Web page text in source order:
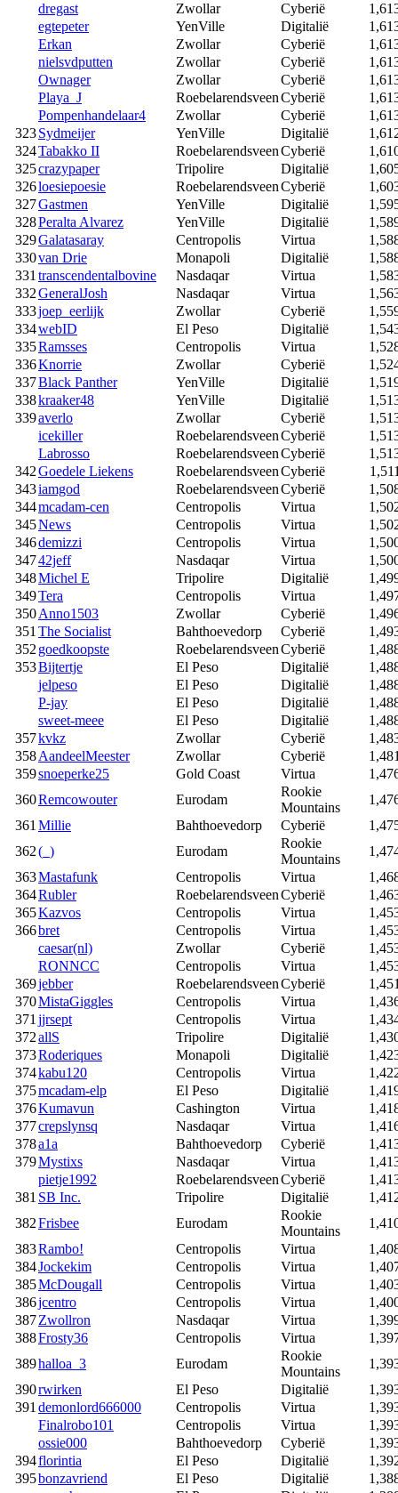
dregast
Zwollar Cyberië
egtepeter
YenVille Digitalië
Erkan
Zwollar Cyberië
nielsvdputten
Zwollar Cyberië
Ownager
Zwollar Cyberië
Playa_J
RoebelarendsveenCyberië
Pompenhandelaar4
Zwollar Cyberië
323Sydmeijer YenVille Digitalië
324Tabakko II RoebelarendsveenCyberië
325crazypaper Tripolire Digitalië
326loesiepoesie RoebelarendsveenCyberië
327Gastmen YenVille Digitalië
328Peralta Alvarez YenVille Digitalië
329Galatasaray Centropolis Virtua
330van Drie Monapoli Digitalië
331transcendentalbovine Nasdaqar Virtua
332GeneralJosh Nasdaqar Virtua
333joep_eerlijk Zwollar Cyberië
334webID El Peso Digitalië
335Ramsses Centropolis Virtua
336Knorrie Zwollar Cyberië
337Black Panther YenVille Digitalië
338kraaker48 YenVille Digitalië
339averlo Zwollar Cyberië
icekiller
RoebelarendsveenCyberië
Labrosso
RoebelarendsveenCyberië
342Goedele Liekens RoebelarendsveenCyberië
343iamgod RoebelarendsveenCyberië
344mcadam-cen Centropolis Virtua
345News Centropolis Virtua
346demizzi Centropolis Virtua
34742jeff Nasdaqar Virtua
348Michel E Tripolire Digitalië
349Tera Centropolis Virtua
350Anno1503 Zwollar Cyberië
351The Socialist Bahthoevedorp Cyberië
352goedkoopste RoebelarendsveenCyberië
353Bijtertje El Peso Digitalië
jelpeso
El Peso Digitalië
P-jay
El Peso Digitalië
sweet-meee
El Peso Digitalië
357kvkz Zwollar Cyberië
358AandeelMeester Zwollar Cyberië
359snoeperke25 Gold Coast Virtua
360Remcowouter Eurodam
Rookie
Mountains
361Millie Bahthoevedorp Cyberië
362(_) Eurodam
Rookie
Mountains
363Mastafunk Centropolis Virtua
364Rubler RoebelarendsveenCyberië
365Kazvos Centropolis Virtua
366bret Centropolis Virtua
caesar(nl)
Zwollar Cyberië
RONNCC
Centropolis Virtua
369jebber RoebelarendsveenCyberië
370MistaGiggles Centropolis Virtua
371jjrsept Centropolis Virtua
372allS Tripolire Digitalië
373Roderiques Monapoli Digitalië
374kabu120 Centropolis Virtua
375mcadam-elp El Peso Digitalië
376Kumavun Cashington Virtua
377crepslynsq Nasdaqar Virtua
378a1a Bahthoevedorp Cyberië
379Mystixs Nasdaqar Virtua
pietje1992
RoebelarendsveenCyberië
381 SB Inc. Tripolire Digitalië
382Frisbee Eurodam
Rookie
Mountains
383Rambo! Centropolis Virtua
384Jockekim Centropolis Virtua
385McDougall Centropolis Virtua
386jcentro Centropolis Virtua
387Zwollron Nasdaqar Virtua
388Frosty36 Centropolis Virtua
389halloa_3 Eurodam
Rookie
Mountains
390rwirken El Peso Digitalië
391demonlord666000 Centropolis Virtua
Finalrobo101
Centropolis Virtua
ossie000
Bahthoevedorp Cyberië
394florintia El Peso Digitalië
395bonzavriend El Peso Digitalië